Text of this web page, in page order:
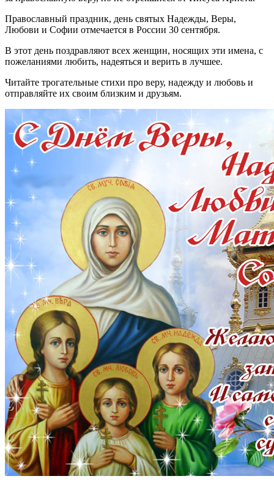
Православный праздник, день святых Надежды, Веры,
Любови и Софии отмечается в России 30 сентября.
В этот день поздравляют всех женщин, носящих эти имена, с
пожеланиями любить, надеяться и верить в лучшее.
Читайте трогательные стихи про веру, надежду и любовь и
отправляйте их своим близким и друзьям.